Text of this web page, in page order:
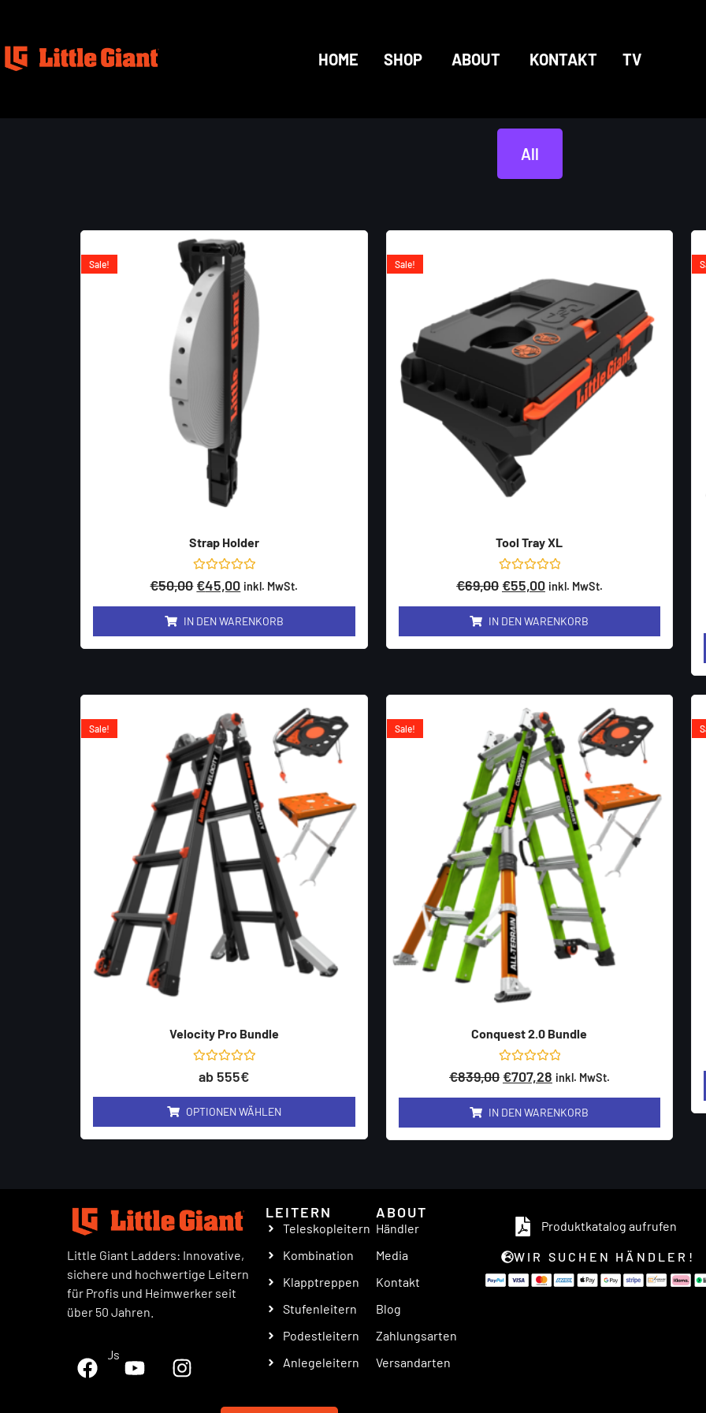
HOME SHOP ABOUT KONTAKT TV
All
Sale!
Strap Holder
Bewertet
mit
5
€50,00 €45,00 inkl. MwSt.
IN DEN WARENKORB
Sale!
Tool Tray XL
Bewertet
mit
5
€69,00 €55,00 inkl. MwSt.
IN DEN WARENKORB
Sale!
Velocity Pro Bundle
Bewertet
mit
5
ab 555€
OPTIONEN WÄHLEN
Sale!
Conquest 2.0 Bundle
Bewertet
mit
5
€839,00 €707,28 inkl. MwSt.
IN DEN WARENKORB
Little Giant Ladders: Innovative,
sichere und hochwertige Leitern
für Profis und Heimwerker seit
über 50 Jahren.
Follow Us
LEITERN
Teleskopleitern
Kombination
Klapptreppen
Stufenleitern
Podestleitern
Anlegeleitern
ABOUT
Händler
Media
Kontakt
Blog
Zahlungsarten
Versandarten
Produktkatalog aufrufen
WIR SUCHEN HÄNDLER!